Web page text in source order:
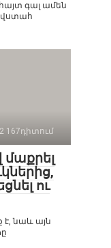
գալ ամեն
2 167դիտում
մաքրել
ու
է, նաև այն